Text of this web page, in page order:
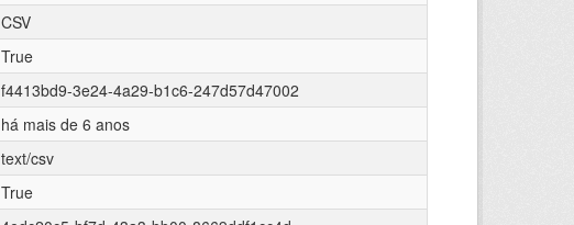
CSV
True
f4413bd9-3e24-4a29-b1c6-247d57d47002
há mais de 6 anos
text/csv
True